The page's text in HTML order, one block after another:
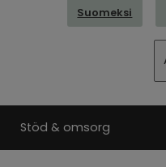
Suomeksi
Stöd & omsorg